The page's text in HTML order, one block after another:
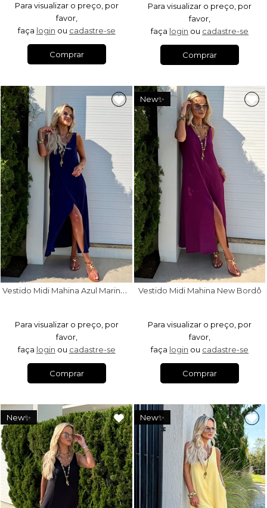
Para visualizar o preço, por
favor,
faça login ou cadastre-se
Comprar
Para visualizar o preço, por
favor,
faça login ou cadastre-se
Comprar
V
estido Midi Mahina Azul Marinho
Para visualizar o preço, por
favor,
faça login ou cadastre-se
Comprar
New✨
Vestido Midi Mahina New Bordô
Para visualizar o preço, por
favor,
faça login ou cadastre-se
Comprar
New✨ New✨